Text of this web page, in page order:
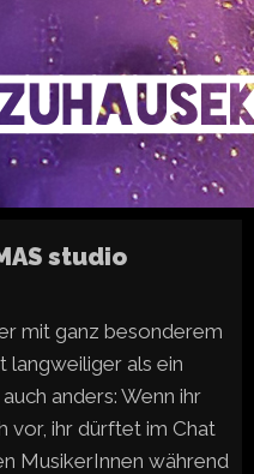
studio
mit ganz besonderem
langweiliger als ein
anders: Wenn ihr
vor, ihr dürftet im Chat
MusikerInnen während